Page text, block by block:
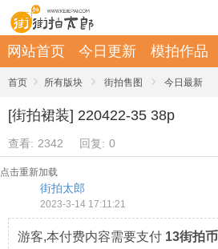
网站首页 今日更新 模拍作品
首页 › 所有版块 › 街拍售图 › 今日最新
[街拍裙装] 220422-35 38p
查看: 2342 回复: 0
点击重新加载
街拍太郎
2023-3-14 17:11:21
游客,本付费内容需要支付 13街拍币